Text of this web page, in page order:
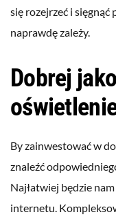
się rozejrzeć i sięgnąć
naprawdę zależy.
Dobrej
By zainwestować w
znaleźć
Najłatwiej będzie
internetu.